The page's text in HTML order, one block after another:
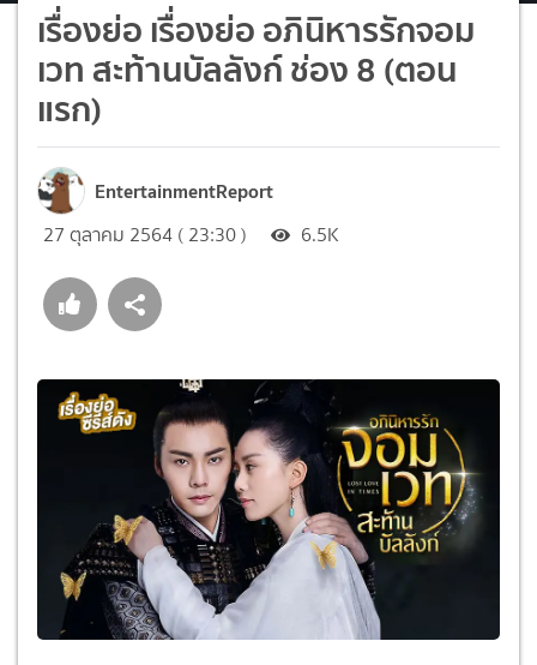
เรื่องย่อ เรื่องย่อ อภินิหารรักจอม
เวท สะท้านบัลลังก์ ช่อง 8 (ตอน
แรก)
EntertainmentReport
27 ตุลาคม 2564 ( 23:30 ) 6.5K